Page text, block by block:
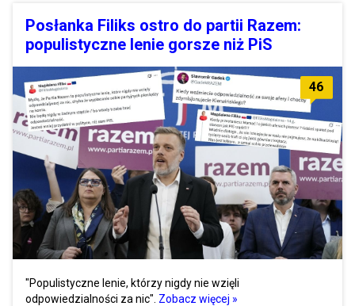
Posłanka Filiks ostro do partii Razem:
populistyczne lenie gorsze niż PiS
46
"Populistyczne lenie, którzy nigdy nie wzięli
odpowiedzialności za nic". Zobacz więcej »